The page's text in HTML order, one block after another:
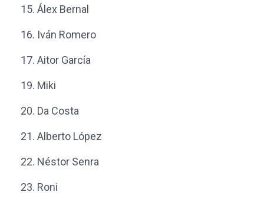
15. Álex Bernal
16. Iván Romero
17. Aitor García
19. Miki
20. Da Costa
21. Alberto López
22. Néstor Senra
23. Roni